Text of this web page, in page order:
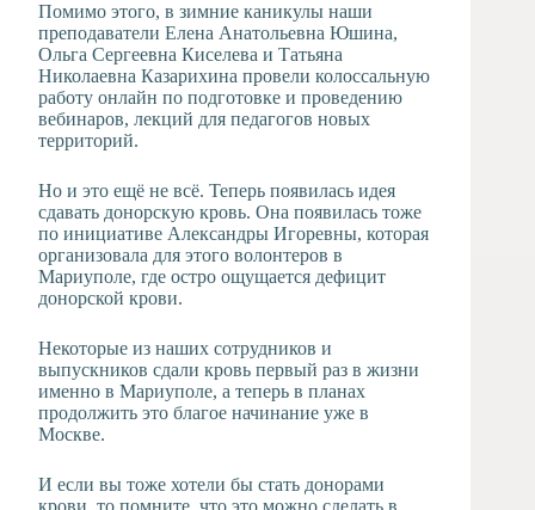
Помимо этого, в зимние каникулы наши
преподаватели Елена Анатольевна Юшина,
Ольга Сергеевна Киселева и Татьяна
Николаевна Казарихина провели колоссальную
работу онлайн по подготовке и проведению
вебинаров, лекций для педагогов новых
территорий.
Но и это ещё не всё. Теперь появилась идея
сдавать донорскую кровь. Она появилась тоже
по инициативе Александры Игоревны, которая
организовала для этого волонтеров в
Мариуполе, где остро ощущается дефицит
донорской крови.
Некоторые из наших сотрудников и
выпускников сдали кровь первый раз в жизни
именно в Мариуполе, а теперь в планах
продолжить это благое начинание уже в
Москве.
И если вы тоже хотели бы стать донорами
крови, то помните, что это можно сделать в